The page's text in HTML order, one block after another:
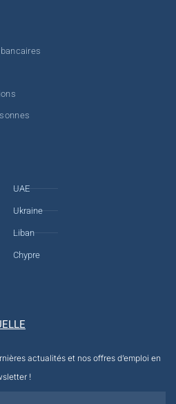
UAE
Ukraine
Liban
Chypre
actualités et nos offres d’emploi en
!